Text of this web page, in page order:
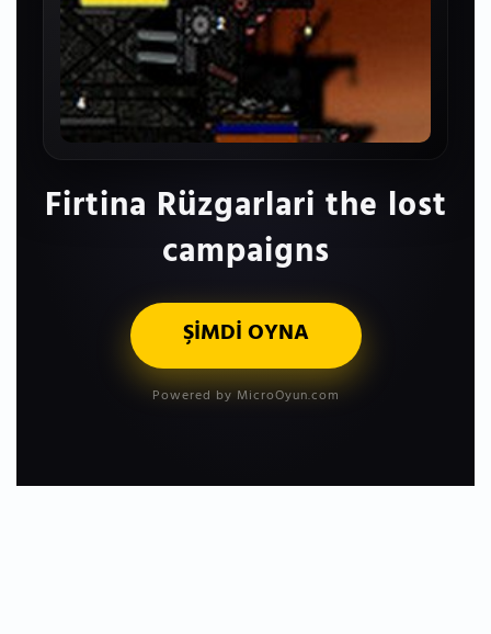
Firtina Rüzgarlari the lost
campaigns
ŞİMDİ OYNA
Powered by MicroOyun.com